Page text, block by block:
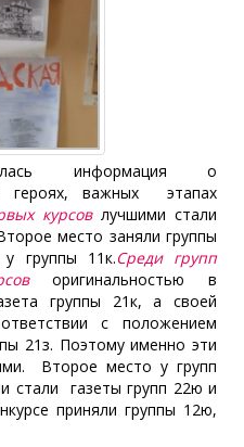
информация о
героях, важных этапах
курсовлучшими стали
место заняли группы
группы 11к.Среди групп
оригинальностью в
группы 21к, а своей
с положением
21з. Поэтому именно эти
Второе место у групп
газеты групп 22ю и
приняли группы 12ю,